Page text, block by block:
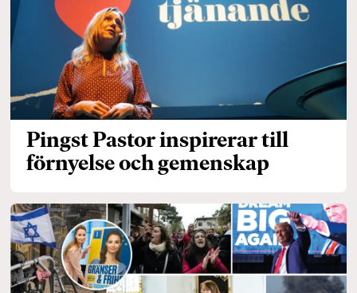
Pingst Pastor inspirerar till
förnyelse och gemenskap